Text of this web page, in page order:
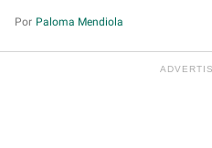
Paloma Mendiola